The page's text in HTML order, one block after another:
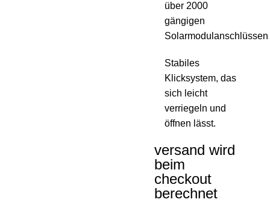
über 2000
gängigen
Solarmodulanschlüssen
Stabiles
Klicksystem, das
sich leicht
verriegeln und
öffnen lässt.
versand wird
beim
checkout
berechnet